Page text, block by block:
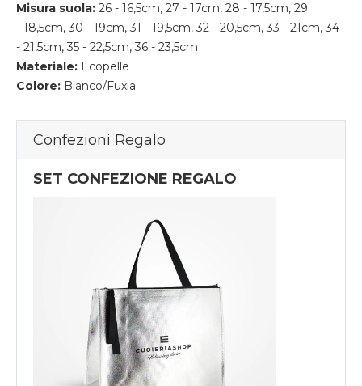
Misura suola: 26 - 16,5cm, 27 - 17cm, 28 - 17,5cm, 29
- 18,5cm, 30 - 19cm, 31 - 19,5cm, 32 - 20,5cm, 33 - 21cm, 34
- 21,5cm, 35 - 22,5cm, 36 - 23,5cm
Materiale: Ecopelle
Colore: Bianco/Fuxia
Confezioni Regalo
SET CONFEZIONE REGALO